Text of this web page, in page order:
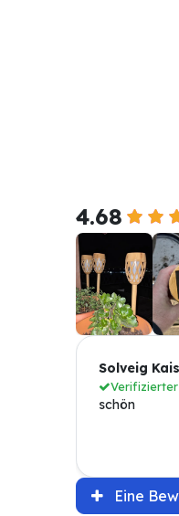
4.68
Solveig
schön
Eine